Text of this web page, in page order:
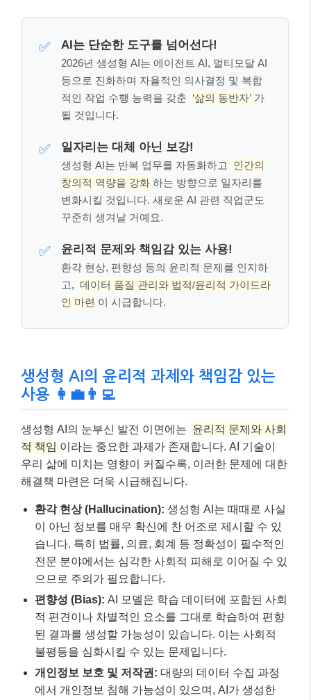
✅ AI는 단순한 도구를 넘어선다!
2026년 생성형 AI는 에이전트 AI, 멀티모달 AI
등으로 진화하며 자율적인 의사결정 및 복합
적인 작업 수행 능력을 갖춘 ‘삶의 동반자’ 가
될 것입니다.
✅ 일자리는 대체 아닌 보강!
생성형 AI는 반복 업무를 자동화하고
인간의
창의적 역량을 강화 하는 방향으로 일자리를
변화시킬 것입니다. 새로운 AI 관련 직업군도
꾸준히 생겨날 거예요.
✅ 윤리적 문제와 책임감 있는 사용!
환각 현상, 편향성 등의 윤리적 문제를 인지하
고, 데이터 품질 관리와 법적/윤리적 가이드라
인 마련 이 시급합니다.
생성형 AI의 윤리적 과제와 책임감 있는
사용 👩‍💼👨‍💻
생성형 AI의 눈부신 발전 이면에는 윤리적 문제와 사회
적 책임 이라는 중요한 과제가 존재합니다. AI 기술이
우리 삶에 미치는 영향이 커질수록, 이러한 문제에 대한
해결책 마련은 더욱 시급해집니다.
환각 현상 (Hallucination): 생성형 AI는 때때로 사실
이 아닌 정보를 매우 확신에 찬 어조로 제시할 수 있
습니다. 특히 법률, 의료, 회계 등 정확성이 필수적인
전문 분야에서는 심각한 사회적 피해로 이어질 수 있
으므로 주의가 필요합니다.
편향성 (Bias): AI 모델은 학습 데이터에 포함된 사회
적 편견이나 차별적인 요소를 그대로 학습하여 편향
된 결과를 생성할 가능성이 있습니다. 이는 사회적
불평등을 심화시킬 수 있는 문제입니다.
개인정보 보호 및 저작권: 대량의 데이터 수집 과정
에서 개인정보 침해 가능성이 있으며, AI가 생성한